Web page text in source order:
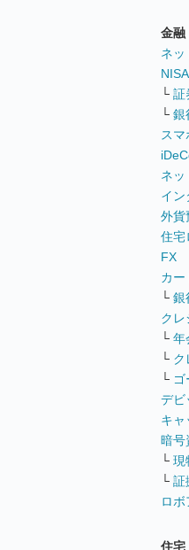
金融
ネッ
NISA
└ 証
└ 銀
ス
ネッ
イン
外貨
住宅
FX
カー
└ 銀
クレ
└ 年
└ ク
└ ゴ
デビ
キャ
暗号
└ 現
└ 証
ロ
住宅